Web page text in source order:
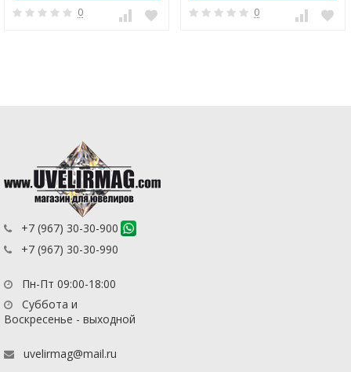
0 0
+7 (967) 30-30-900
+7 (967) 30-30-990
Пн-Пт 09:00-18:00
Суббота и
Воскресенье - выходной
uvelirmag@mail.ru